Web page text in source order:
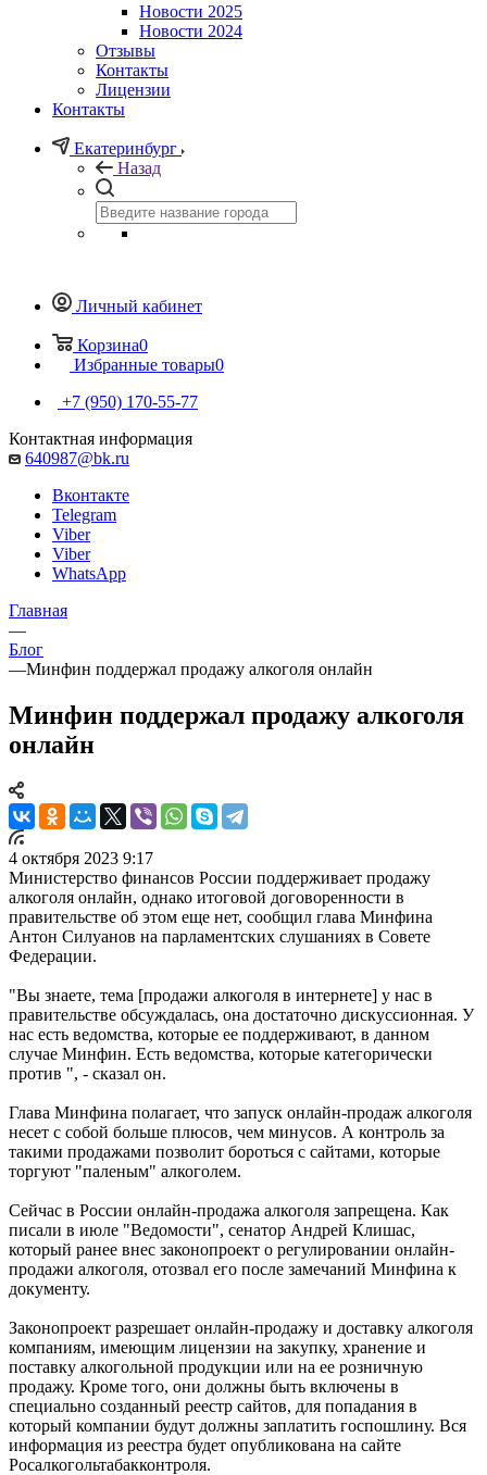
Новости 2025
Новости 2024
Отзывы
Контакты
Лицензии
Контакты
Екатеринбург
Назад
Личный кабинет
Корзина0
Избранные товары0
+7 (950) 170-55-77
Контактная информация
640987@bk.ru
Вконтакте
Telegram
Viber
Viber
WhatsApp
Главная
—
Блог
—Минфин поддержал продажу алкоголя онлайн
Минфин поддержал продажу алкоголя
онлайн
4 октября 2023 9:17
Министерство финансов России поддерживает продажу
алкоголя онлайн, однако итоговой договоренности в
правительстве об этом еще нет, сообщил глава Минфина
Антон Силуанов на парламентских слушаниях в Совете
Федерации.
"Вы знаете, тема [продажи алкоголя в интернете] у нас в
правительстве обсуждалась, она достаточно дискуссионная. У
нас есть ведомства, которые ее поддерживают, в данном
случае Минфин. Есть ведомства, которые категорически
против ", - сказал он.
Глава Минфина полагает, что запуск онлайн-продаж алкоголя
несет с собой больше плюсов, чем минусов. А контроль за
такими продажами позволит бороться с сайтами, которые
торгуют "паленым" алкоголем.
Сейчас в России онлайн-продажа алкоголя запрещена. Как
писали в июле "Ведомости", сенатор Андрей Клишас,
который ранее внес законопроект о регулировании онлайн-
продажи алкоголя, отозвал его после замечаний Минфина к
документу.
Законопроект разрешает онлайн-продажу и доставку алкоголя
компаниям, имеющим лицензии на закупку, хранение и
поставку алкогольной продукции или на ее розничную
продажу. Кроме того, они должны быть включены в
специально созданный реестр сайтов, для попадания в
который компании будут должны заплатить госпошлину. Вся
информация из реестра будет опубликована на сайте
Росалкогольтабакконтроля.